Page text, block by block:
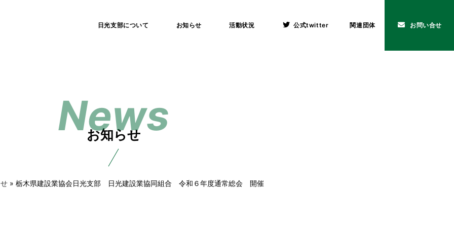
日光支部について お知らせ 活動状況 公式twitter 関連団体 お問い合せ
お知らせ
» 栃木県建設業協会日光支部 日光建設業協同組合 令和６年度通常総会 開催